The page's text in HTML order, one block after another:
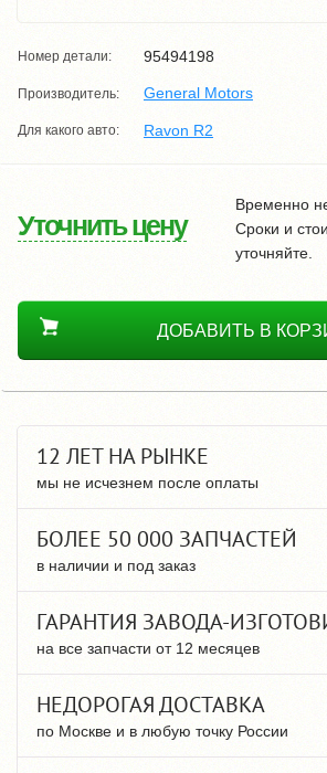
Номер детали: 95494198
Производитель: General Motors
Для какого авто: Ravon R2
Уточнить цену
Временно
Сроки и
уточняйте.
ДОБАВИТЬ В
12 ЛЕТ НА РЫНКЕ
мы не исчезнем после оплаты
БОЛЕЕ 50 000 ЗАПЧАСТЕЙ
в наличии и под заказ
ГАРАНТИЯ ЗАВОДА-
на все запчасти от 12 месяцев
НЕДОРОГАЯ ДОСТАВКА
по Москве и в любую точку России